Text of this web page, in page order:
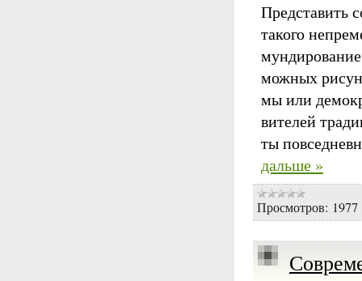
Пред­ста­вить
та­ко­го
мож­ных
мы или
ви­те­лей
ты
дальше »
Просмотров: 1977